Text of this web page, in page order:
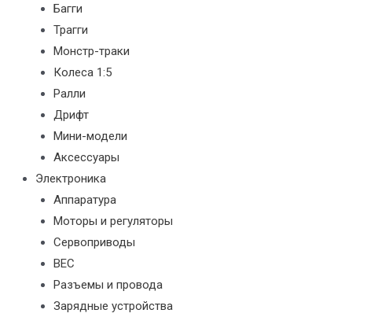
Багги
Трагги
Монстр-траки
Колеса 1:5
Ралли
Дрифт
Мини-модели
Аксессуары
Электроника
Аппаратура
Моторы и регуляторы
Сервоприводы
BEC
Разъемы и провода
Зарядные устройства